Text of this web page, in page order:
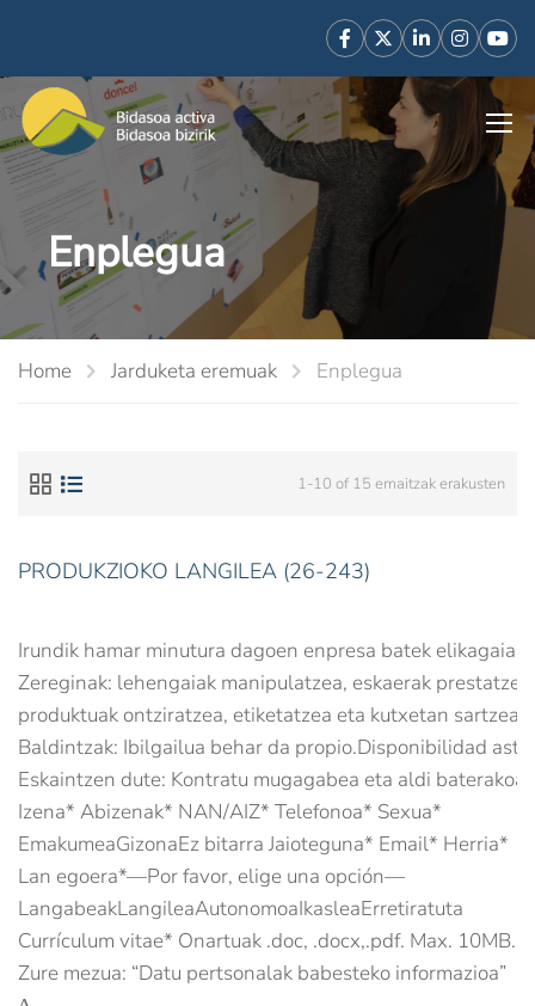
Enplegua
Home Jarduketa eremuak Enplegua
1-10 of 15 emaitzak erakusten
PRODUKZIOKO LANGILEA (26-243)
Irundik hamar minutura dagoen enpresa batek
Zereginak: lehengaiak manipulatzea, eskaerak
produktuak ontziratzea, etiketatzea eta kutxetan sartzea.
Baldintzak: Ibilgailua behar da propio.Disponibilidad
Eskaintzen dute: Kontratu mugagabea eta aldi baterakoa.
Izena* Abizenak* NAN/AIZ* Telefonoa* Sexua*
EmakumeaGizonaEz bitarra Jaioteguna* Email* Herria*
Lan egoera*—Por favor, elige una opción—
LangabeakLangileaAutonomoaIkasleaErretiratuta
Currículum vitae* Onartuak .doc, .docx,.pdf. Max. 10MB.
Zure mezua: “Datu pertsonalak babesteko informazioa”